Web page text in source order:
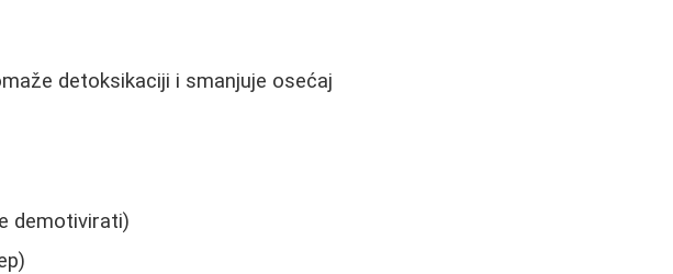
detoksikaciji i smanjuje osećaj
demotivirati)